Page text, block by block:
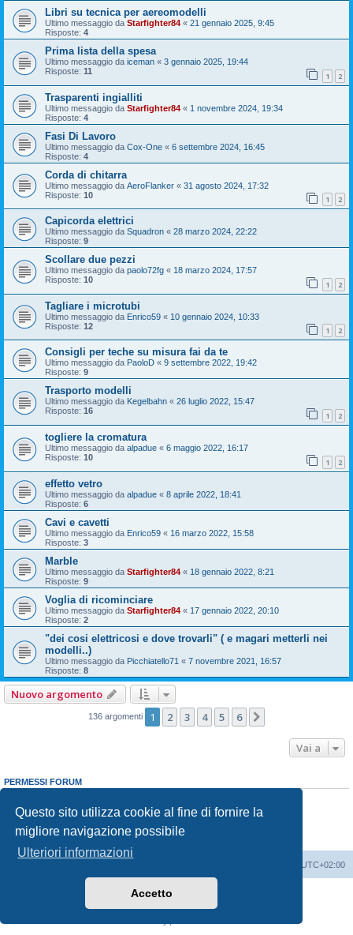
Questo sito utilizza cookie al fine di fornire la
migliore navigazione possibile
Ulteriori informazioni
Accetto
Libri su tecnica per aereomodelli
Ultimo messaggio da Starfighter84 « 21 gennaio 2025, 9:45
Risposte: 4
Prima lista della spesa
Ultimo messaggio da iceman « 3 gennaio 2025, 19:44
Risposte: 11 1 2
Trasparenti ingialliti
Ultimo messaggio da Starfighter84 « 1 novembre 2024, 19:34
Risposte: 4
Fasi Di Lavoro
Ultimo messaggio da Cox-One « 6 settembre 2024, 16:45
Risposte: 4
Corda di chitarra
Ultimo messaggio da AeroFlanker « 31 agosto 2024, 17:32
Risposte: 10 1 2
Capicorda elettrici
Ultimo messaggio da Squadron « 28 marzo 2024, 22:22
Risposte: 9
Scollare due pezzi
Ultimo messaggio da paolo72fg « 18 marzo 2024, 17:57
Risposte: 10 1 2
Tagliare i microtubi
Ultimo messaggio da Enrico59 « 10 gennaio 2024, 10:33
Risposte: 12 1 2
Consigli per teche su misura fai da te
Ultimo messaggio da PaoloD « 9 settembre 2022, 19:42
Risposte: 9
Trasporto modelli
Ultimo messaggio da Kegelbahn « 26 luglio 2022, 15:47
Risposte: 16 1 2
togliere la cromatura
Ultimo messaggio da alpadue « 6 maggio 2022, 16:17
Risposte: 10 1 2
effetto vetro
Ultimo messaggio da alpadue « 8 aprile 2022, 18:41
Risposte: 6
Cavi e cavetti
Ultimo messaggio da Enrico59 « 16 marzo 2022, 15:58
Risposte: 3
Marble
Ultimo messaggio da Starfighter84 « 18 gennaio 2022, 8:21
Risposte: 9
Voglia di ricominciare
Ultimo messaggio da Starfighter84 « 17 gennaio 2022, 20:10
Risposte: 2
"dei cosi elettricosi e dove trovarli" ( e magari metterli nei
modelli..)
Ultimo messaggio da Picchiatello71 « 7 novembre 2021, 16:57
Risposte: 8
Nuovo argomento
136 argomenti 1 2 3 4 5 6
Vai a
PERMESSI FORUM
Non puoirispondere negli argomenti
Non puoimodificare i tuoi messaggi
Non puoicancellare i tuoi messaggi
Non puoi
inviare allegati
UTC+02:00
phpBB® Forum Software © phpBB Limited
Traduzione ItalianaphpBB-Italia.it